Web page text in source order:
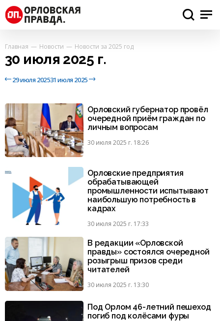
Главная Новости Новости за 2025 год
30 июля 2025 г.
29 июля 202531 июля 2025
Орловский губернатор провёл
очередной приём граждан по
личным вопросам
30 июля 2025 г. 18:26
Орловские предприятия
обрабатывающей
промышленности испытывают
наибольшую потребность в
кадрах
30 июля 2025 г. 17:33
В редакции «Орловской
правды» состоялся очередной
розыгрыш призов среди
читателей
30 июля 2025 г. 13:30
Под Орлом 46-летний пешеход
погиб под колёсами фуры